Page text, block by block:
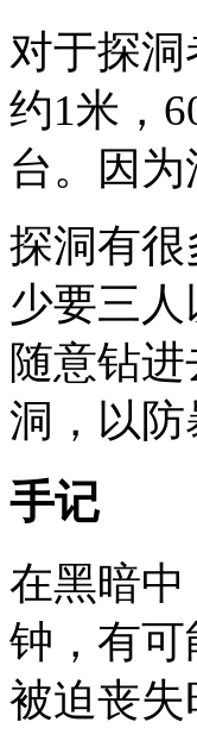
对于探
约1米，
台。因
探洞有
少要三
随意钻
洞，以
手记
在黑暗
钟，有
被迫丧